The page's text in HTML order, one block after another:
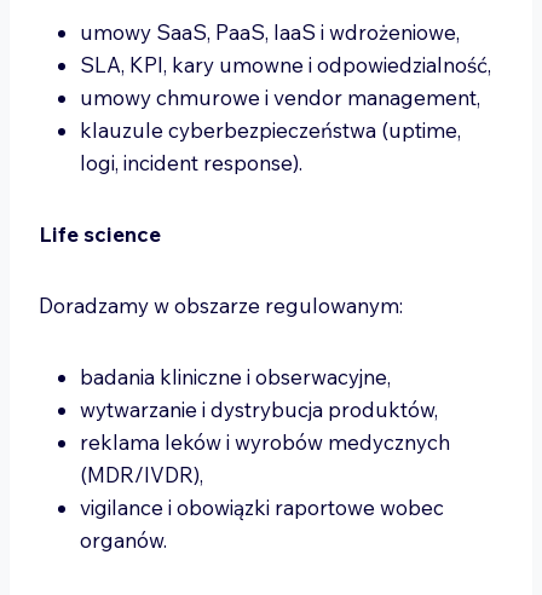
umowy SaaS, PaaS, IaaS i wdrożeniowe,
SLA, KPI, kary umowne i odpowiedzialność,
umowy chmurowe i vendor management,
klauzule cyberbezpieczeństwa (uptime,
logi, incident response).
Life science
Doradzamy w obszarze regulowanym:
badania kliniczne i obserwacyjne,
wytwarzanie i dystrybucja produktów,
reklama leków i wyrobów medycznych
(MDR/IVDR),
vigilance i obowiązki raportowe wobec
organów.